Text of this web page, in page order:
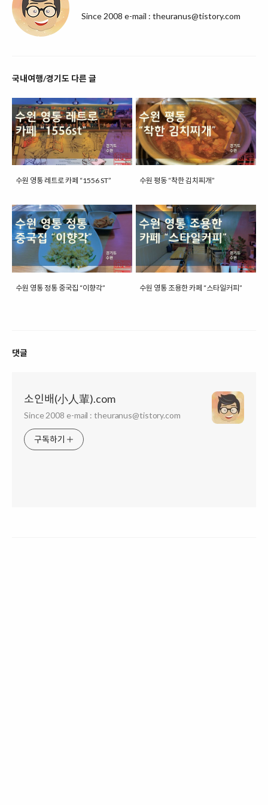
Since 2008 e-mail : theuranus@tistory.com
국내여행/경기도 다른 글
수원 영통 레트로 카페 “1556 ST” 수원 평동 “착한 김치찌개”
수원 영통 정통 중국집 “이향각” 수원 영통 조용한 카페 “스타일커피”
댓글
소인배(小人輩).com
Since 2008 e-mail : theuranus@tistory.com
구독하기